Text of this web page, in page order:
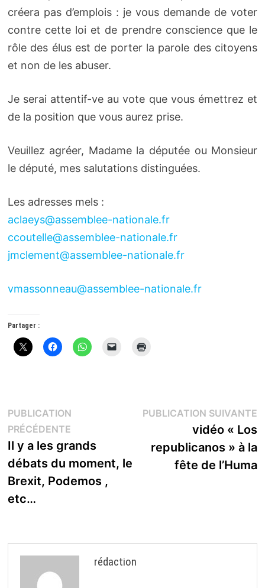
créera pas d’emplois : je vous demande de voter
contre cette loi et de prendre conscience que le
rôle des élus est de porter la parole des citoyens
et non de les abuser.
Je serai attentif-ve au vote que vous émettrez et
de la position que vous aurez prise.
Veuillez agréer, Madame la députée ou Monsieur
le député, mes salutations distinguées.
Les adresses mels :
aclaeys@assemblee-nationale.fr
ccoutelle@assemblee-nationale.fr
jmclement@assemblee-nationale.fr
vmassonneau@assemblee-nationale.fr
Partager :
Navigation
de
l’article
PUBLICATION
PRÉCÉDENTEPublication
précédente :
Il y a les grands
débats du moment, le
Brexit, Podemos ,
etc…
PUBLICATION SUIVANTE
vidéo « Los
republicanos » à la
fête de l’Huma
rédaction